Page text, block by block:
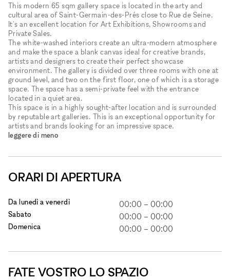
This modern 65 sqm gallery space is located in the arty and
cultural area of Saint-Germain-des-Prés close to Rue de Seine.
It's an excellent location for Art Exhibitions, Showrooms and
Private Sales.
The white-washed interiors create an ultra-modern atmosphere
and make the space a blank canvas ideal for creative brands,
artists and designers to create their perfect showcase
environment. The gallery is divided over three rooms with one at
ground level, and two on the first floor, one of which is a storage
space. The space has a semi-private feel with the entrance
located in a quiet area.
This space is in a highly sought-after location and is surrounded
by reputable art galleries. This is an exceptional opportunity for
artists and brands looking for an impressive space.
leggere di meno
ORARI DI APERTURA
Da lunedì a venerdì 00:00 – 00:00
Sabato 00:00 – 00:00
Domenica 00:00 – 00:00
FATE VOSTRO LO SPAZIO